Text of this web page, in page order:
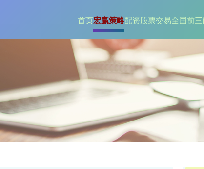
首页宏赢策略配资股票交易全国前